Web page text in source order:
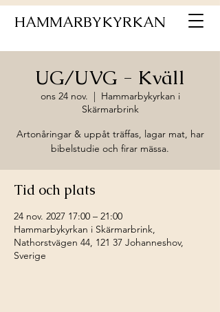
HAMMARBYKYRKAN
UG/UVG - Kväll
ons 24 nov.
  |
Hammarbykyrkan i
Skärmarbrink
Artonåringar & uppåt träffas, lagar mat, har
bibelstudie och firar mässa.
Tid och plats
24 nov. 2027 17:00 – 21:00
Hammarbykyrkan i Skärmarbrink,
Nathorstvägen 44, 121 37 Johanneshov,
Sverige